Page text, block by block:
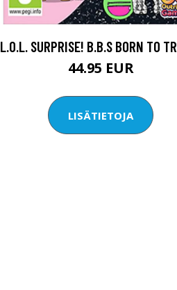
L.O.L. SURPRISE! B.B.S BORN TO
44.95 EUR
LISÄTIETOJA